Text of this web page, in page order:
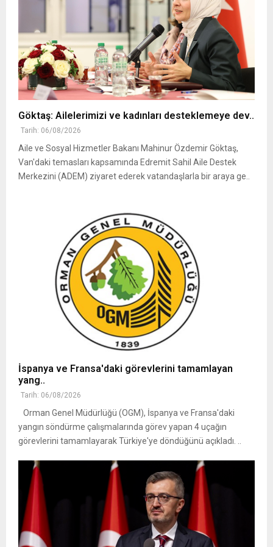
Göktaş: Ailelerimizi ve kadınları desteklemeye dev..
Tarih: 06/08/2026
Aile ve Sosyal Hizmetler Bakanı Mahinur Özdemir Göktaş,
Van'daki temasları kapsamında Edremit Sahil Aile Destek
Merkezini (ADEM) ziyaret ederek vatandaşlarla bir araya ge..
İspanya ve Fransa'daki görevlerini tamamlayan
yang..
Tarih: 06/08/2026
Orman Genel Müdürlüğü (OGM), İspanya ve Fransa'daki
yangın söndürme çalışmalarında görev yapan 4 uçağın
görevlerini tamamlayarak Türkiye'ye döndüğünü açıkladı. ..